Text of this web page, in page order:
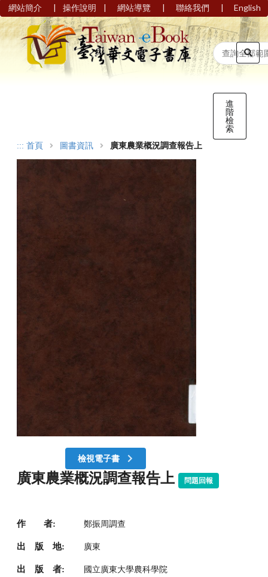
網站簡介 | 操作說明 | 網站導覽 | 聯絡我們 | English
進
階
檢
索
::: 首頁 圖書資訊 廣東農業概況調查報告上
檢視電子書
廣東農業概況調查報告上 問題回報
作 者: 鄭振周調查
出 版 地: 廣東
出 版 者: 國立廣東大學農科學院